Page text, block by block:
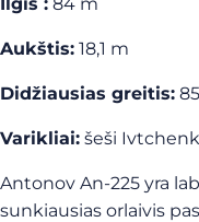
Aukštis: 18,1 m
Didžiausias greitis:
Varikliai: šeši
Antonov An-225 yra
sunkiausias orlaivis